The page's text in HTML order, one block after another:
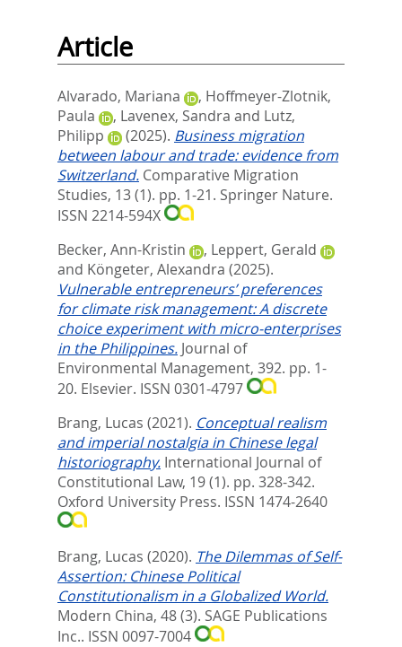
Article
Alvarado, Mariana , Hoffmeyer-Zlotnik,
Paula
, Lavenex, Sandra and Lutz,
Philipp
(2025). Business migration
between labour and trade: evidence from
Switzerland. Comparative Migration
Studies, 13 (1). pp. 1-21. Springer Nature.
ISSN 2214-594X
Becker, Ann-Kristin
, Leppert, Gerald
and Köngeter, Alexandra (2025).
Vulnerable entrepreneurs’ preferences
for climate risk management: A discrete
choice experiment with micro-enterprises
in the Philippines. Journal of
Environmental Management, 392. pp. 1-
20. Elsevier. ISSN 0301-4797
Brang, Lucas (2021). Conceptual realism
and imperial nostalgia in Chinese legal
historiography. International Journal of
Constitutional Law, 19 (1). pp. 328-342.
Oxford University Press. ISSN 1474-2640
Brang, Lucas (2020). The Dilemmas of Self-
Assertion: Chinese Political
Constitutionalism in a Globalized World.
Modern China, 48 (3). SAGE Publications
Inc.. ISSN 0097-7004